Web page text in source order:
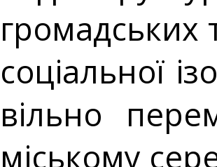
громадських
соціальної
вільно
міському